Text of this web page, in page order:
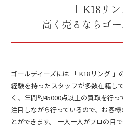
「 K18リ
高く売るならゴ
ゴールディーズには 「 K18リング
経験を持ったスタッフが多数在籍し
く、年間約45000点以上の買取を行
注目しながら行っているので、お客
とができます。 一人一人がプロの目